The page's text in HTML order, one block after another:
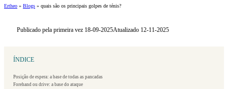
Ertheo » Blogs » quais são os principais golpes de ténis?
Publicado pela primeira vez 18-09-2025Atualizado 12-11-2025
ÍNDICE
Posição de espera: a base de todas as pancadas
Forehand ou drive: a base do ataque